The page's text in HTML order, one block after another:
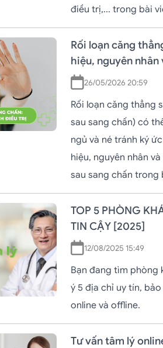
điều trị,... trong bài
Rối loạn căng
hiệu, nguyên
26/05/2026 20:59
Rối loạn căng thẳng
sau sang chấn) có
ngủ và né tránh ký
hiệu, nguyên nhân
sau sang chấn trong
TOP 5 PHÒNG
TIN CẬY [2025]
12/08/2025 15:49
Bạn đang tìm phòng
ý 5 địa chỉ uy tín,
online và offline.
Tư vấn tâm lý